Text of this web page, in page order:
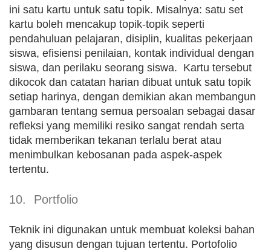
ini satu kartu untuk satu topik. Misalnya: satu set
kartu boleh mencakup topik-topik seperti
pendahuluan pelajaran, disiplin, kualitas pekerjaan
siswa, efisiensi penilaian, kontak individual dengan
siswa, dan perilaku seorang siswa. Kartu tersebut
dikocok dan catatan harian dibuat untuk satu topik
setiap harinya, dengan demikian akan membangun
gambaran tentang semua persoalan sebagai dasar
refleksi yang memiliki resiko sangat rendah serta
tidak memberikan tekanan terlalu berat atau
menimbulkan kebosanan pada aspek-aspek
tertentu.
10. Portfolio
Teknik ini digunakan untuk membuat koleksi bahan
yang disusun dengan tujuan tertentu. Portofolio